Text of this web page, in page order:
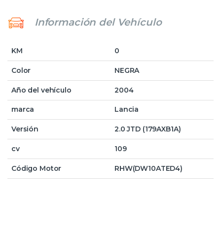
Información del Vehículo
KM 0
Color NEGRA
Año del vehículo 2004
marca Lancia
Versión 2.0 JTD (179AXB1A)
cv 109
Código Motor RHW(DW10ATED4)